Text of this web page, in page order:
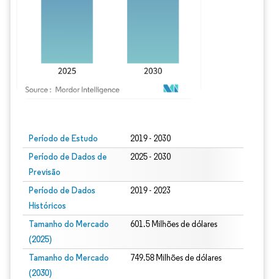
Período de Estudo 2019 - 2030
Período de Dados de
Previsão
2025 - 2030
Período de Dados
Históricos
2019 - 2023
Tamanho do Mercado
(2025)
601.5 Milhões de dólares
Tamanho do Mercado
(2030)
749.58 Milhões de dólares